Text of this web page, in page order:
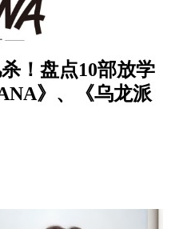
！盘点10部放学
》、《乌龙派